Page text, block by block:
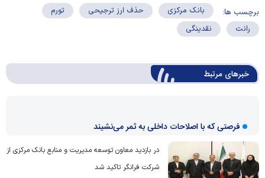
برچسب ها: بانک مرکزی حذف ارز ترجیحی
تورم
رانت
نقدینگی
خبرهای مرتبط
فرصتی که با اصلاحات داخلی به ثمر می‌نشیند
در بازدید معاون توسعه مدیریت و منابع بانک مرکزی از
شرکت فرانگر تاکید شد